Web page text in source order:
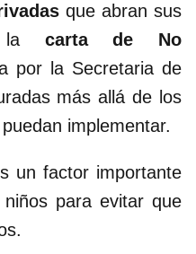
que abran sus
la carta de No
por la Secretaria de
más allá de los
implementar.
un factor importante
para evitar que